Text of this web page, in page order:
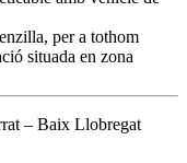
– Baix Llobregat